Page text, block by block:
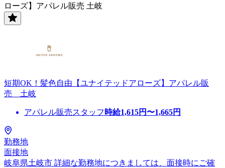
ローズ】アパレル販売 土岐
短期OK！髪色自由【ユナイテッドアローズ】アパレル販
売 土岐
アパレル販売スタッフ 時給1,615円〜1,665円
勤務地
面接地
岐阜県土岐市 詳細な勤務地につきましては、面接時にご確